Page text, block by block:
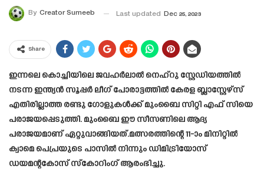
By Creator Sumeeb Last updated Dec 25, 2023
Share
ഇന്നലെ കൊച്ചിയിലെ ജവഹർലാൽ നെഹ്‌റു സ്റ്റേഡിയത്തിൽ
നടന്ന ഇന്ത്യൻ സൂപ്പർ ലീഗ് പോരാട്ടത്തിൽ കേരള ബ്ലാസ്റ്റേഴ്‌സ്
എതിരില്ലാത്ത രണ്ടു ഗോളുകൾക്ക് മുംബൈ സിറ്റി എഫ് സിയെ
പരാജയപ്പെടുത്തി. മുംബൈ ഈ സീസണിലെ ആദ്യ
പരാജയമാണ് ഏറ്റുവാങ്ങിയത്.മത്സരത്തിന്റെ 11-ാം മിനിറ്റിൽ
ക്വാമെ പെപ്രയുടെ പാസിൽ നിന്നും ഡിമിട്രിയോസ്
ഡയമന്റകോസ് സ്‌കോറിംഗ് ആരംഭിച്ചു.